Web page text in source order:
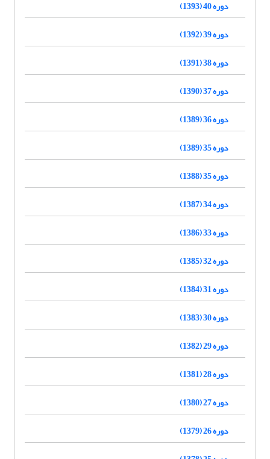
دوره 40 (1393)
دوره 39 (1392)
دوره 38 (1391)
دوره 37 (1390)
دوره 36 (1389)
دوره 35 (1389)
دوره 35 (1388)
دوره 34 (1387)
دوره 33 (1386)
دوره 32 (1385)
دوره 31 (1384)
دوره 30 (1383)
دوره 29 (1382)
دوره 28 (1381)
دوره 27 (1380)
دوره 26 (1379)